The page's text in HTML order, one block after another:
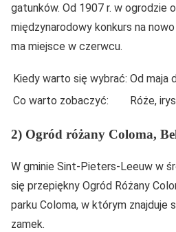
gatunków. Od 1907 r. w ogrodzie
międzynarodowy konkurs na
ma miejsce w czerwcu.
Kiedy warto się wybrać: Od maja
Co warto zobaczyć:
Róże,
2) Ogród różany Coloma,
W gminie Sint-Pieters-Leeuw w
się przepiękny Ogród Różany
parku Coloma, w którym znajduje
zamek.